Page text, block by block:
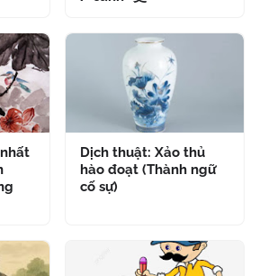
Dịch thuật: Xảo thủ
hào đoạt (Thành ngữ
cố sự)